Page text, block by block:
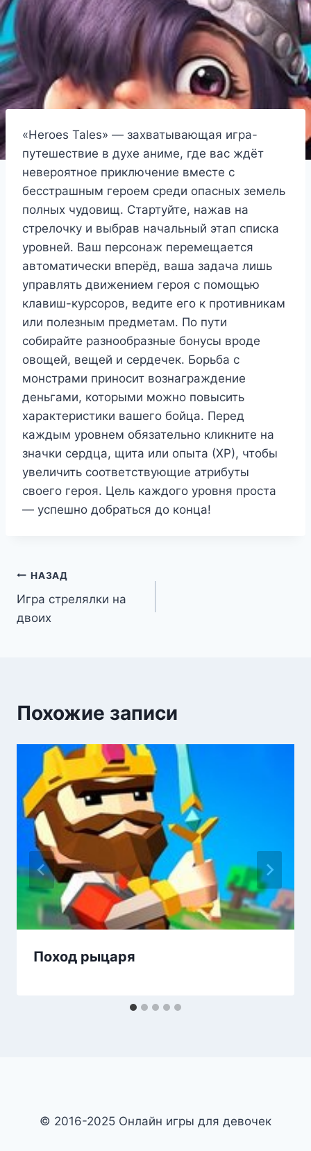
«Heroes Tales» — захватывающая игра-
путешествие в духе аниме, где вас ждёт
невероятное приключение вместе с
бесстрашным героем среди опасных земель
полных чудовищ. Стартуйте, нажав на
стрелочку и выбрав начальный этап списка
уровней. Ваш персонаж перемещается
автоматически вперёд, ваша задача лишь
управлять движением героя с помощью
клавиш-курсоров, ведите его к противникам
или полезным предметам. По пути
собирайте разнообразные бонусы вроде
овощей, вещей и сердечек. Борьба с
монстрами приносит вознаграждение
деньгами, которыми можно повысить
характеристики вашего бойца. Перед
каждым уровнем обязательно кликните на
значки сердца, щита или опыта (ХР), чтобы
увеличить соответствующие атрибуты
своего героя. Цель каждого уровня проста
— успешно добраться до конца!
Навигация
по
НАЗАД
Игра стрелялки на
двоих
Похожие записи
Поход рыцаря
© 2016-2025 Онлайн игры для девочек